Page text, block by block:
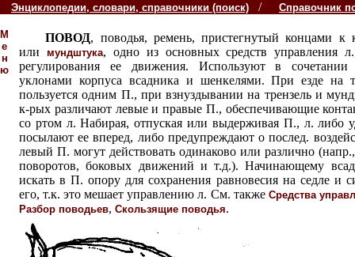
Энциклопедии, словари, справочники (поиск) / Справочник
М
е
н
ю
ПОВОД, поводья, ремень, пристегнутый концами к
или мундштука, одно из основных средств управления
регулирования ее движения. Используют в сочетании
уклонами корпуса всадника и шенкелями. При езде на
пользуется одним П., при взнуздывании на трензель и
к-рых различают левые и правые П., обеспечивающие
со ртом л. Набирая, отпуская или выдерживая П., л. либо
посылают ее вперед, либо предупреждают о послед.
левый П. могут действовать одинаково или различно
поворотов, боковых движений и т.д.). Начинающему
искать в П. опору для сохранения равновесия на седле и
его, т.к. это мешает управлению л. См. также Средства
Разбор поводьев, Скользящие поводья.